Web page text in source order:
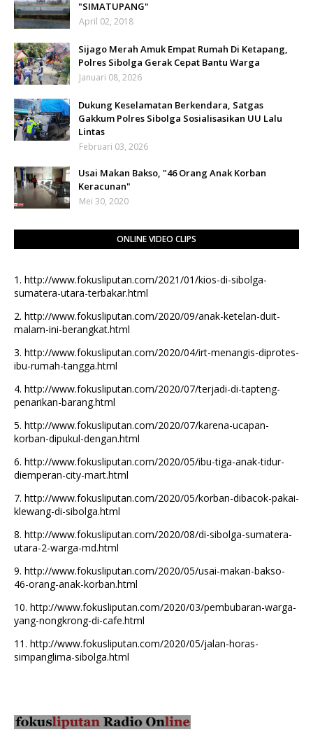
"SIMATUPANG"
April 02, 2018
Sijago Merah Amuk Empat Rumah Di Ketapang,
Polres Sibolga Gerak Cepat Bantu Warga
Januari 08, 2026
Dukung Keselamatan Berkendara, Satgas
Gakkum Polres Sibolga Sosialisasikan UU Lalu
Lintas
Februari 03, 2026
Usai Makan Bakso, "46 Orang Anak Korban
Keracunan"
Mei 30, 2020
ONLINE VIDEO CLIPS
1. http://www.fokusliputan.com/2021/01/kios-di-sibolga-
sumatera-utara-terbakar.html
2. http://www.fokusliputan.com/2020/09/anak-ketelan-duit-
malam-ini-berangkat.html
3. http://www.fokusliputan.com/2020/04/irt-menangis-diprotes-
ibu-rumah-tangga.html
4. http://www.fokusliputan.com/2020/07/terjadi-di-tapteng-
penarikan-barang.html
5. http://www.fokusliputan.com/2020/07/karena-ucapan-
korban-dipukul-dengan.html
6. http://www.fokusliputan.com/2020/05/ibu-tiga-anak-tidur-
diemperan-city-mart.html
7. http://www.fokusliputan.com/2020/05/korban-dibacok-pakai-
klewang-di-sibolga.html
8. http://www.fokusliputan.com/2020/08/di-sibolga-sumatera-
utara-2-warga-md.html
9. http://www.fokusliputan.com/2020/05/usai-makan-bakso-
46-orang-anak-korban.html
10. http://www.fokusliputan.com/2020/03/pembubaran-warga-
yang-nongkrong-di-cafe.html
11. http://www.fokusliputan.com/2020/05/jalan-horas-
simpanglima-sibolga.html